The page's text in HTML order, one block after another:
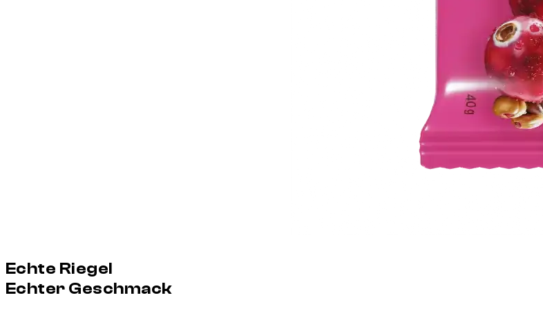
Echte Riegel
Echter Geschmack